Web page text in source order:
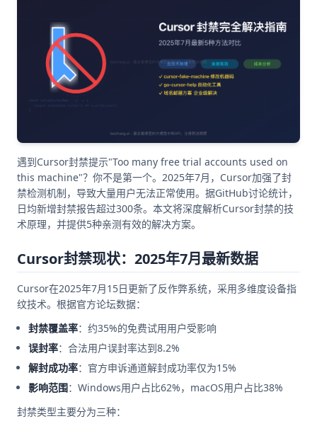
遇到Cursor封禁提示"Too many free trial accounts used on
this machine"？你不是第一个。2025年7月，Cursor加强了封
禁检测机制，导致大量用户无法正常使用。据GitHub讨论统计，
日均新增封禁报告超过300条。本文将深度解析Cursor封禁的技
术原理，并提供5种亲测有效的解决方案。
Cursor封禁现状：2025年7月最新数据
Cursor在2025年7月15日更新了反作弊系统，采用多维度设备指
纹技术。根据官方论坛数据：
封禁覆盖率：约35%的免费试用用户受影响
误封率：合法用户误封率达到8.2%
解封成功率：官方申诉通道解封成功率仅为15%
影响范围：Windows用户占比62%，macOS用户占比38%
封禁类型主要分为三种：